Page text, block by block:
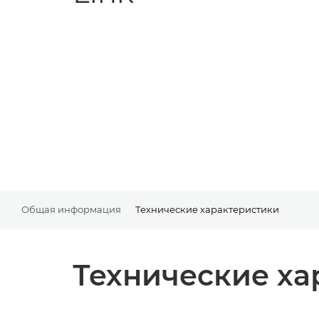
Общая информация Технические характеристики
Технические